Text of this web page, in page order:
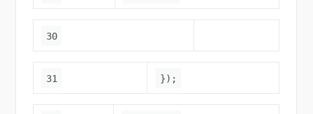
30
31 });